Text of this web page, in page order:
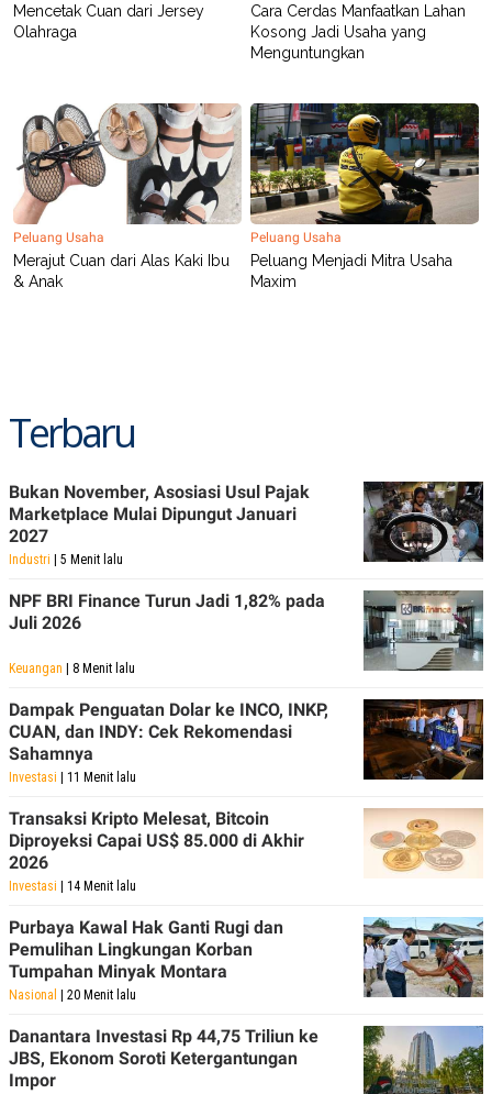
Mencetak Cuan dari Jersey
Olahraga
Cara Cerdas Manfaatkan Lahan
Kosong Jadi Usaha yang
Menguntungkan
Peluang Usaha
Merajut Cuan dari Alas Kaki Ibu
& Anak
Peluang Usaha
Peluang Menjadi Mitra Usaha
Maxim
Terbaru
Bukan November, Asosiasi Usul Pajak
Marketplace Mulai Dipungut Januari
2027
Industri | 5 Menit lalu
NPF BRI Finance Turun Jadi 1,82% pada
Juli 2026
Keuangan | 8 Menit lalu
Dampak Penguatan Dolar ke INCO, INKP,
CUAN, dan INDY: Cek Rekomendasi
Sahamnya
Investasi | 11 Menit lalu
Transaksi Kripto Melesat, Bitcoin
Diproyeksi Capai US$ 85.000 di Akhir
2026
Investasi | 14 Menit lalu
Purbaya Kawal Hak Ganti Rugi dan
Pemulihan Lingkungan Korban
Tumpahan Minyak Montara
Nasional | 20 Menit lalu
Danantara Investasi Rp 44,75 Triliun ke
JBS, Ekonom Soroti Ketergantungan
Impor